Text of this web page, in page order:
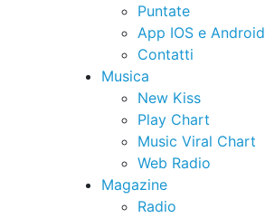
Puntate
App IOS e Android
Contatti
Musica
New Kiss
Play Chart
Music Viral Chart
Web Radio
Magazine
Radio